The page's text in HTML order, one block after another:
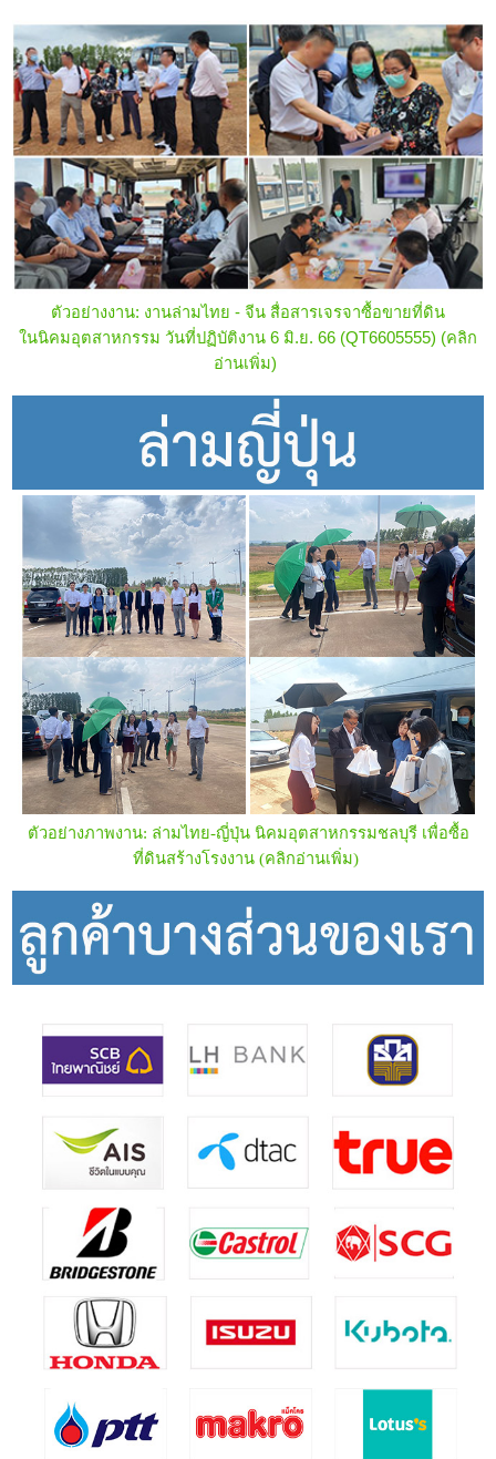
ตัวอย่างงาน: งานล่ามไทย - จีน สื่อสารเจรจาซื้อขายที่ดิน
ในนิคมอุตสาหกรรม วันที่ปฏิบัติงาน 6 มิ.ย. 66 (QT6605555) (คลิก
อ่านเพิ่ม)
ตัวอย่างภาพงาน: ล่ามไทย-ญี่ปุ่น นิคมอุตสาหกรรมชลบุรี เพื่อซื้อ
ที่ดินสร้างโรงงาน (คลิกอ่านเพิ่ม)